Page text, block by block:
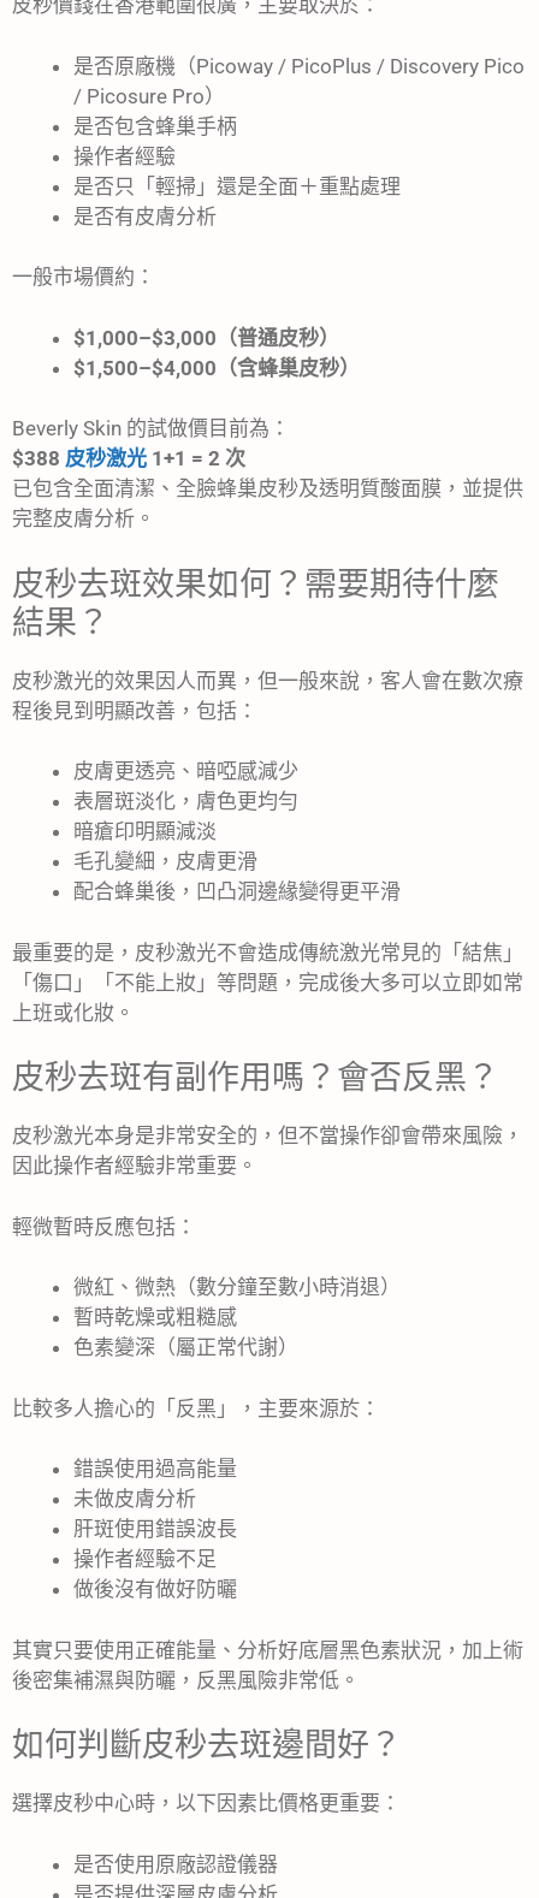
皮秒價錢在香港範圍很廣，主要取決於：
是否原廠機（Picoway / PicoPlus / Discovery Pico
/ Picosure Pro）
是否包含蜂巢手柄
操作者經驗
是否只「輕掃」還是全面＋重點處理
是否有皮膚分析
一般市場價約：
$1,000–$3,000（普通皮秒）
$1,500–$4,000（含蜂巢皮秒）
Beverly Skin 的試做價目前為：
$388 皮秒激光 1+1 = 2 次
已包含全面清潔、全臉蜂巢皮秒及透明質酸面膜，並提供
完整皮膚分析。
皮秒去斑效果如何？需要期待什麼
結果？
皮秒激光的效果因人而異，但一般來說，客人會在數次療
程後見到明顯改善，包括：
皮膚更透亮、暗啞感減少
表層斑淡化，膚色更均勻
暗瘡印明顯減淡
毛孔變細，皮膚更滑
配合蜂巢後，凹凸洞邊緣變得更平滑
最重要的是，皮秒激光不會造成傳統激光常見的「結焦」
「傷口」「不能上妝」等問題，完成後大多可以立即如常
上班或化妝。
皮秒去斑有副作用嗎？會否反黑？
皮秒激光本身是非常安全的，但不當操作卻會帶來風險，
因此操作者經驗非常重要。
輕微暫時反應包括：
微紅、微熱（數分鐘至數小時消退）
暫時乾燥或粗糙感
色素變深（屬正常代謝）
比較多人擔心的「反黑」，主要來源於：
錯誤使用過高能量
未做皮膚分析
肝斑使用錯誤波長
操作者經驗不足
做後沒有做好防曬
其實只要使用正確能量、分析好底層黑色素狀況，加上術
後密集補濕與防曬，反黑風險非常低。
如何判斷皮秒去斑邊間好？
選擇皮秒中心時，以下因素比價格更重要：
是否使用原廠認證儀器